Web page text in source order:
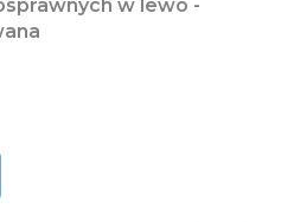
w lewo -